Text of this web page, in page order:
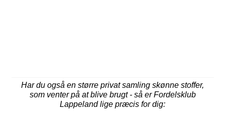
Har du også en større privat samling skønne stoffer,
som venter på at blive brugt - så er Fordelsklub
Lappeland lige præcis for dig: